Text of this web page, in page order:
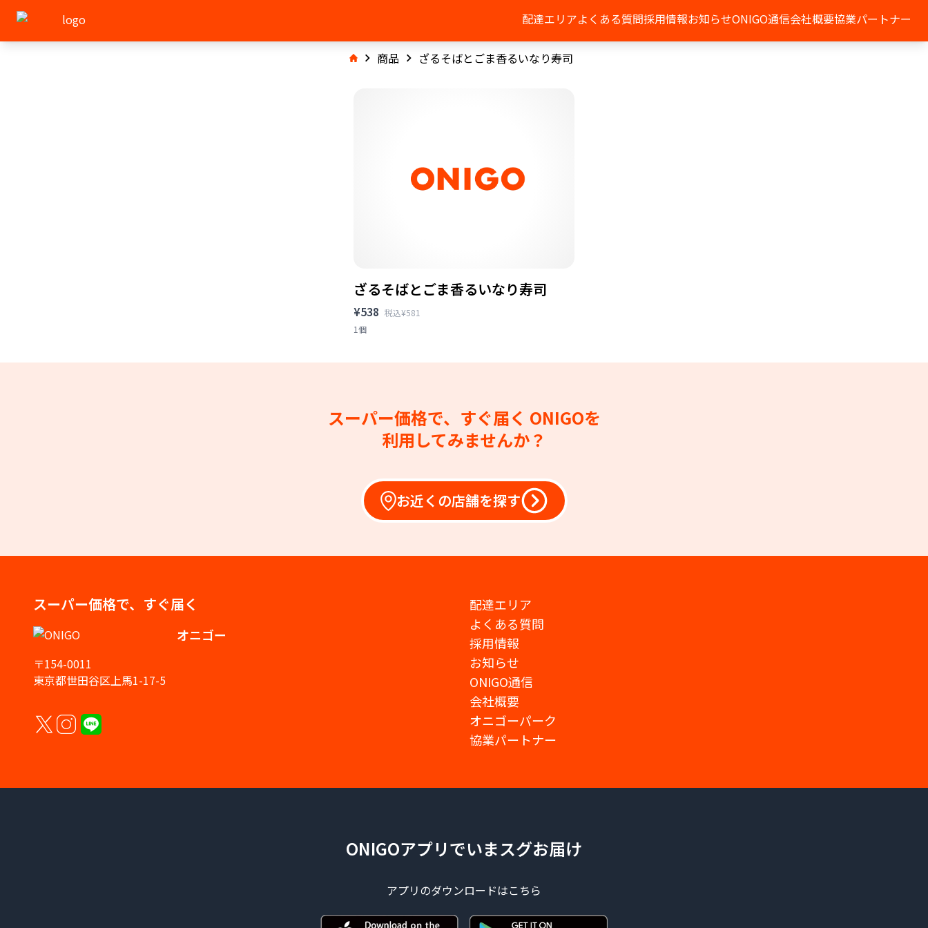
配達エリアよくある質問採用情報お知らせONIGO通信会社概要協業パートナー
商品 ざるそばとごま香るいなり寿司
ざるそばとごま香るいなり寿司
¥538 税込¥581
1個
スーパー価格で、すぐ届く ONIGOを
利用してみませんか？
お近くの店舗を探す
スーパー価格で、すぐ届く
オニゴー
〒154-0011
東京都世田谷区上馬1-17-5
配達エリア
よくある質問
採用情報
お知らせ
ONIGO通信
会社概要
オニゴーパーク
協業パートナー
ONIGOアプリでいまスグお届け
アプリのダウンロードはこちら